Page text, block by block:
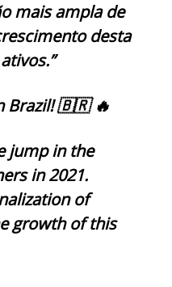
mais ampla de
desta
Brazil! 🇧🇷 🔥
jump in the
in 2021.
of
growth of this